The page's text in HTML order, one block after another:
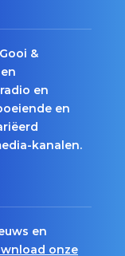
&
en
en
kanalen.
en
onze